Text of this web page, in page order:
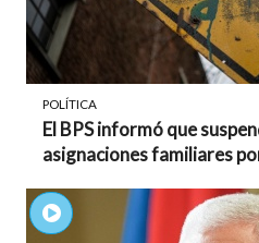
POLÍTICA
El BPS informó que
asignaciones familiares